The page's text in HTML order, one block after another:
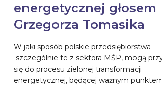
energetycznej głosem
Grzegorza Tomasika
W jaki sposób polskie przedsiębiorstwa –
szczególnie te z sektora MŚP, mogą
się do procesu zielonej transformacji
energetycznej, będącej ważnym